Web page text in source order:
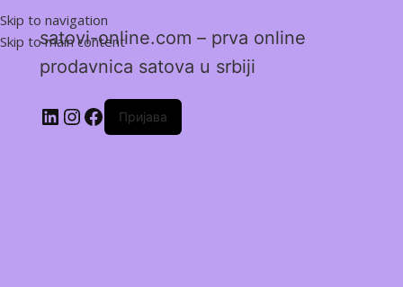
Skip to navigation
Skip to main content
satovi-online.com – prva online
prodavnica satova u srbiji
Пријава